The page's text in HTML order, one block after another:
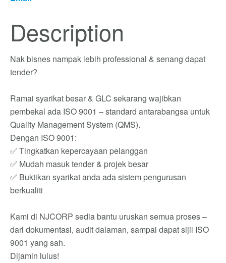
Description
Nak bisnes nampak lebih professional & senang dapat
tender?
Ramai syarikat besar & GLC sekarang wajibkan
pembekal ada ISO 9001 – standard antarabangsa untuk
Quality Management System (QMS).
Dengan ISO 9001:
✅ Tingkatkan kepercayaan pelanggan
✅ Mudah masuk tender & projek besar
✅ Buktikan syarikat anda ada sistem pengurusan
berkualiti
Kami di NJCORP sedia bantu uruskan semua proses –
dari dokumentasi, audit dalaman, sampai dapat sijil ISO
9001 yang sah.
Dijamin lulus!